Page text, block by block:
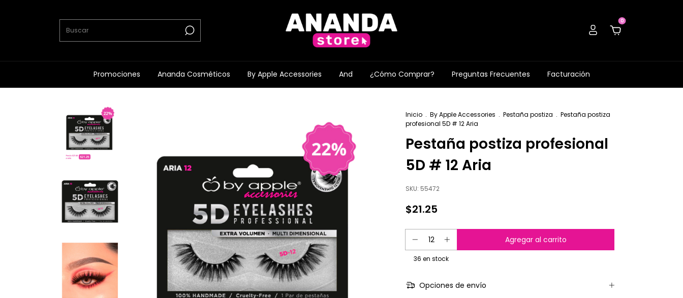
0
Promociones Ananda Cosméticos By Apple Accessories And ¿Cómo Comprar? Preguntas Frecuentes Facturación
Inicio . By Apple Accessories . Pestaña postiza . Pestaña postiza
profesional 5D # 12 Aria
Pestaña postiza profesional
5D # 12 Aria
SKU: 55472
$21.25
36 en stock
Opciones de envío